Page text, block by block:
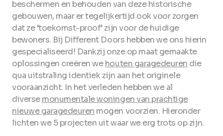
beschermen en behouden van deze historische
gebouwen, maar er tegelijkertijd ook voor zorgen
dat ze ’toekomst-proof’ zijn voor de huidige
bewoners. Bij Different Doors hebben we ons hierin
gespecialiseerd! Dankzij onze op maat gemaakte
oplossingen creëren wehouten garagedeuren die
qua uitstraling identiek zijn aan het originele
vooraanzicht. In het verleden hebben we al
diversemonumentale woningen van prachtige
nieuwe garagedeuren mogen voorzien. Hieronder
lichten we 5 projecten uit waar we erg trots op zijn.